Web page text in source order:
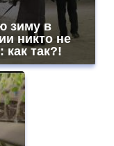
зиму в
никто не
как так?!